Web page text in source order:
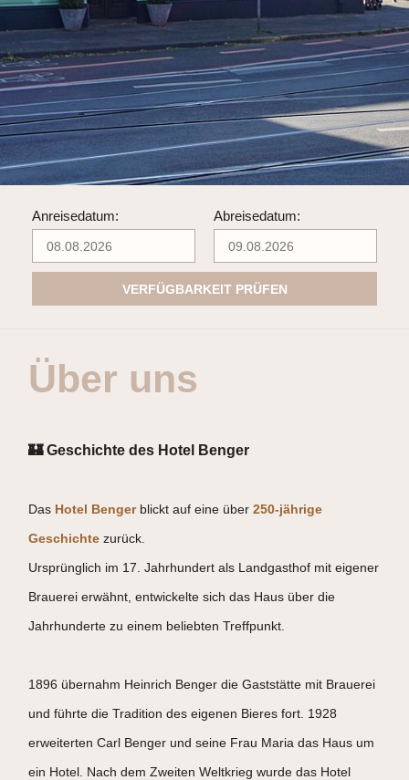
Anreisedatum: Abreisedatum:
VERFÜGBARKEIT PRÜFEN
Über uns
🏰 Geschichte des Hotel Benger
Das Hotel Bengerblickt auf eine über 250-jährige
Geschichtezurück.
Ursprünglich im 17. Jahrhundert als Landgasthof mit eigener
Brauerei erwähnt, entwickelte sich das Haus über die
Jahrhunderte zu einem beliebten Treffpunkt.
1896 übernahm Heinrich Benger die Gaststätte mit Brauerei
und führte die Tradition des eigenen Bieres fort. 1928
erweiterten Carl Benger und seine Frau Maria das Haus um
ein Hotel. Nach dem Zweiten Weltkrieg wurde das Hotel